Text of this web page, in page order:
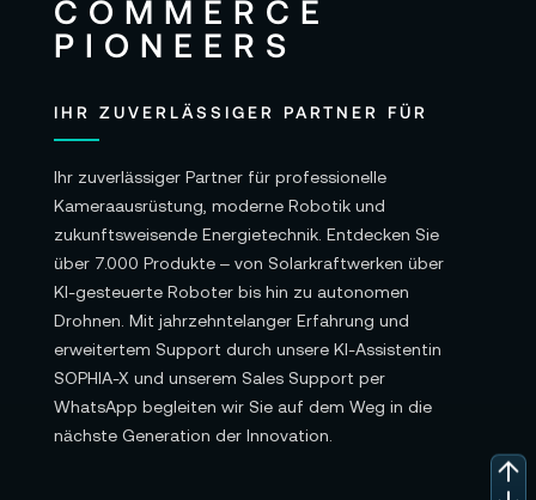
IHR ZUVERLÄSSIGER PARTNER FÜR
Ihr zuverlässiger Partner für professionelle
Kameraausrüstung, moderne Robotik und
zukunftsweisende Energietechnik. Entdecken Sie
über 7.000 Produkte – von Solarkraftwerken über
KI-gesteuerte Roboter bis hin zu autonomen
Drohnen. Mit jahrzehntelanger Erfahrung und
erweitertem Support durch unsere KI-Assistentin
SOPHIA-X und unserem Sales Support per
WhatsApp begleiten wir Sie auf dem Weg in die
nächste Generation der Innovation.